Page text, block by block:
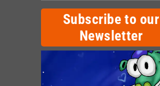
Subscribe to our
Newsletter